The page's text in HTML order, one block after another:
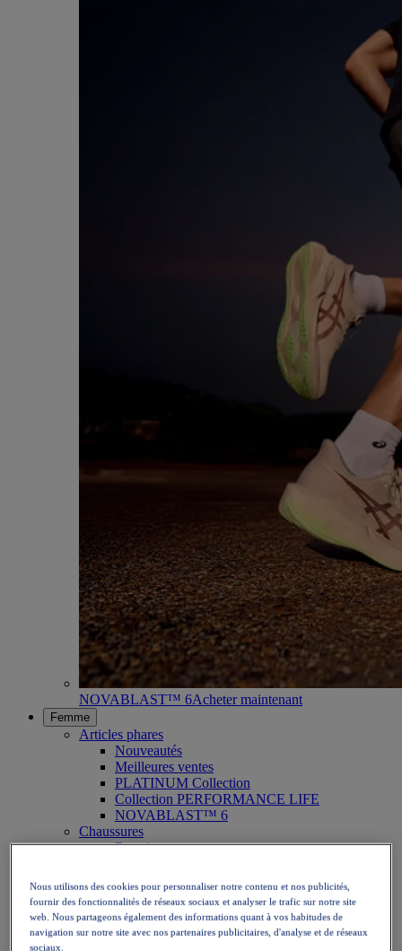
NOVABLAST™ 6Acheter maintenant
Femme
Articles phares
Nouveautés
Meilleures ventes
PLATINUM Collection
Collection PERFORMANCE LIFE
NOVABLAST™ 6
Chaussures
Running
Tennis
Volley
Handball
Padel
Nous utilisons des cookies pour personnaliser notre contenu et nos publicités,
fournir des fonctionnalités de réseaux sociaux et analyser le trafic sur notre site
web. Nous partageons également des informations quant à vos habitudes de
navigation sur notre site avec nos partenaires publicitaires, d'analyse et de réseaux
sociaux.